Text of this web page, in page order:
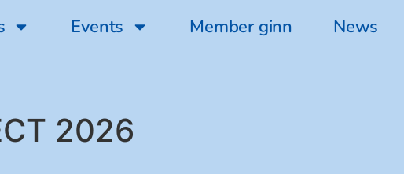
Events Member ginn News
2026